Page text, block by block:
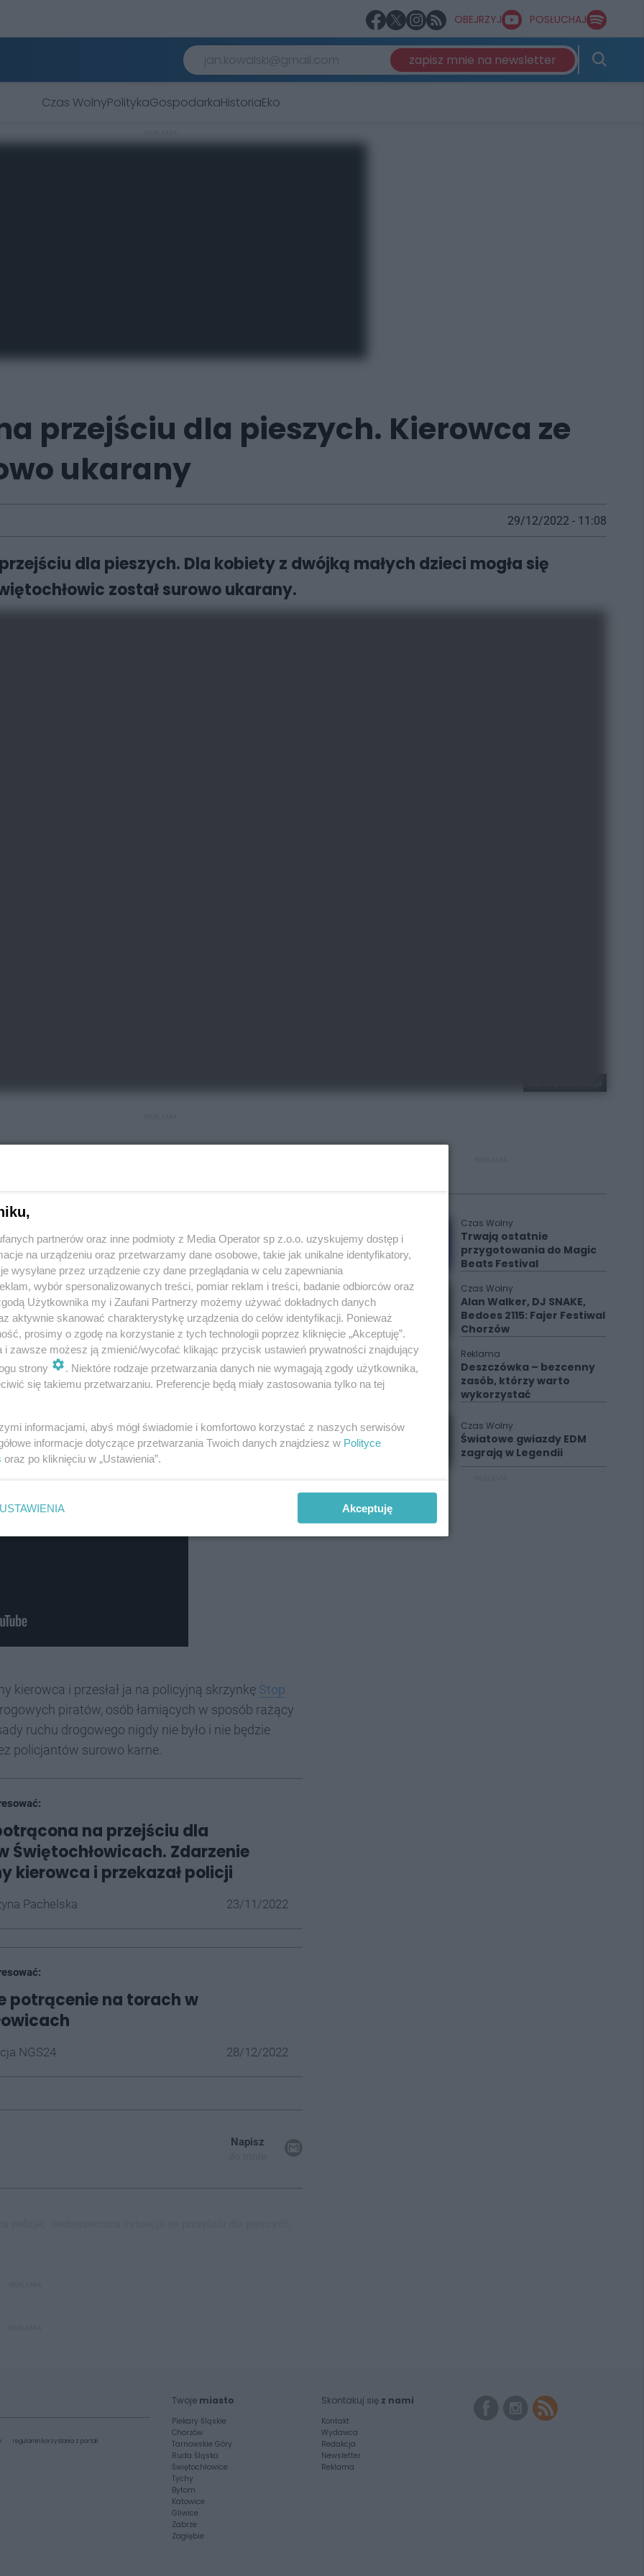
OBEJRZYJ POSŁUCHAJ
zapisz mnie na newsletter
Czas WolnyPolitykaGospodarkaHistoriaEko
przejściu dla pieszych. Kierowca ze
ukarany
29/12/2022 - 11:08
dla pieszych. Dla kobiety z dwójką małych dzieci mogła się
został surowo ukarany.
w Zabrzu. Do przejścia dla pieszych podeszła
zatrzymały się, by przepuścić pieszą, ale lewym
przez śląską policję widać, że do tragedii było
siedział 67-letni mieszkaniec
zagrożenia bezpieczeństwa w
pojazdów, które zatrzymały się, żeby ustąpić
2500 zł mandatem i 15 punktami –
kierowca i przesłał ja na policyjną skrzynkę Stop
piratów, osób łamiących w sposób rażący
ruchu drogowego nigdy nie było i nie będzie
policjantów surowo karne.
na przejściu dla
Świętochłowicach. Zdarzenie
kierowca i przekazał policji
Pachelska 23/11/2022
potrącenie na torach w
NGS24 28/12/2022
Napisz
Czas Wolny
Trwają ostatnie
przygotowania do Magic
Beats Festival
Czas Wolny
Alan Walker, DJ SNAKE,
Bedoes 2115: Fajer Festiwal
Chorzów
Reklama
Deszczówka – bezcenny
zasób, którzy warto
wykorzystać
Czas Wolny
Światowe gwiazdy EDM
zagrają w Legendii
regulamin korzystania z portali
Twoje miasto
Piekary Śląskie
Chorzów
Tarnowskie Góry
Ruda Śląska
Świętochłowice
Tychy
Bytom
Katowice
Gliwice
Zabrze
Zagłębie
Skontakuj się z nami
Kontakt
Wydawca
Redakcja
Newsletter
Reklama
partnerów oraz inne podmioty z Media Operator sp z.o.o. uzyskujemy dostęp i
na urządzeniu oraz przetwarzamy dane osobowe, takie jak unikalne identyfikatory,
wysyłane przez urządzenie czy dane przeglądania w celu zapewniania
wybór spersonalizowanych treści, pomiar reklam i treści, badanie odbiorców oraz
Użytkownika my i Zaufani Partnerzy możemy używać dokładnych danych
aktywnie skanować charakterystykę urządzenia do celów identyfikacji. Ponieważ
prosimy o zgodę na korzystanie z tych technologii poprzez kliknięcie „Akceptuję”.
i zawsze możesz ją zmienić/wycofać klikając przycisk ustawień prywatności znajdujący
strony
. Niektóre rodzaje przetwarzania danych nie wymagają zgody użytkownika,
się takiemu przetwarzaniu. Preferencje będą miały zastosowania tylko na tej
informacjami, abyś mógł świadomie i komfortowo korzystać z naszych serwisów
informacje dotyczące przetwarzania Twoich danych znajdziesz w Polityce
oraz po kliknięciu w „Ustawienia”.
USTAWIENIA Akceptuję